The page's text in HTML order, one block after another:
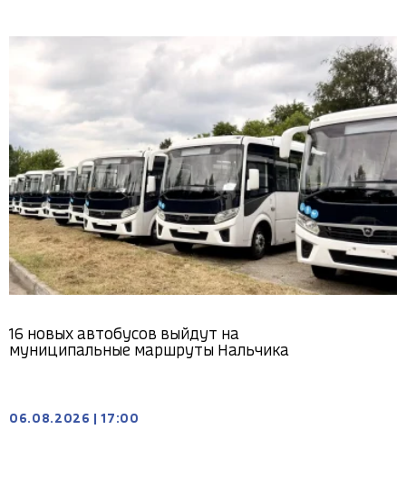
16 новых автобусов выйдут на
муниципальные маршруты Нальчика
06.08.2026 17:00